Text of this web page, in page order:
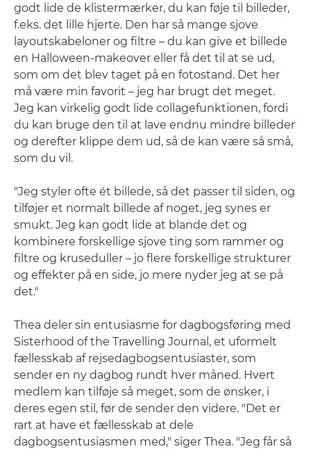
godt lide de klistermærker, du kan føje til billeder,
f.eks. det lille hjerte. Den har så mange sjove
layoutskabeloner og filtre – du kan give et billede
en Halloween-makeover eller få det til at se ud,
som om det blev taget på en fotostand. Det her
må være min favorit – jeg har brugt det meget.
Jeg kan virkelig godt lide collagefunktionen, fordi
du kan bruge den til at lave endnu mindre billeder
og derefter klippe dem ud, så de kan være så små,
som du vil.
"Jeg styler ofte ét billede, så det passer til siden, og
tilføjer et normalt billede af noget, jeg synes er
smukt. Jeg kan godt lide at blande det og
kombinere forskellige sjove ting som rammer og
filtre og kruseduller – jo flere forskellige strukturer
og effekter på en side, jo mere nyder jeg at se på
det."
Thea deler sin entusiasme for dagbogsføring med
Sisterhood of the Travelling Journal, et uformelt
fællesskab af rejsedagbogsentusiaster, som
sender en ny dagbog rundt hver måned. Hvert
medlem kan tilføje så meget, som de ønsker, i
deres egen stil, før de sender den videre. "Det er
rart at have et fællesskab at dele
dagbogsentusiasmen med," siger Thea. "Jeg får så